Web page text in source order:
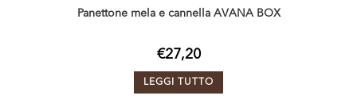
Panettone mela e cannella AVANA BOX
€27,20
LEGGI TUTTO